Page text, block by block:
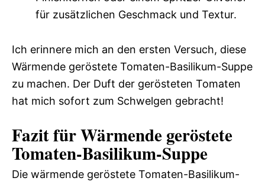
für zusätzlichen Geschmack und Textur.
Ich erinnere mich an den ersten Versuch, diese
Wärmende geröstete Tomaten-Basilikum-Suppe
zu machen. Der Duft der gerösteten Tomaten
hat mich sofort zum Schwelgen gebracht!
Fazit für Wärmende geröstete
Tomaten-Basilikum-Suppe
Die wärmende geröstete Tomaten-Basilikum-